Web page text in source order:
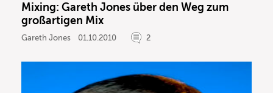
Mixing: Gareth Jones über den Weg zum
großartigen Mix
Gareth Jones 01.10.2010 2